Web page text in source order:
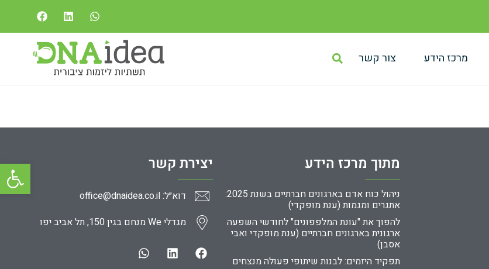
פתח
מרכז הידע צור קשר
מתוך מרכז הידע
ניהול כוח אדם בארגונים חברתיים בשנת 2025:
אתגרים ומגמות (ענת מופקדי)
להפוך את "עונת המלפפונים" לחודשי השפעה
ארגונית בארגונים חברתיים (ענת מופקדי ואבי
אסבן)
תפקיד היזמים: לבנות שיתופי פעולה מנצחים
יצירת קשר
דוא״ל: office@dnaidea.co.il
מגדלי We מנחם בגין 150, תל אביב יפו